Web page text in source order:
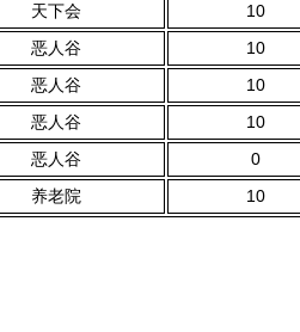
天下会 10
恶人谷 10
恶人谷 10
恶人谷 10
恶人谷 0
养老院 10